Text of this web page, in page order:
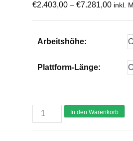
€2.403,00 –€7.281,00 inkl.
Arbeitshöhe:
Plattform-Länge:
ALTREX
Aluminium
In den Warenkorb